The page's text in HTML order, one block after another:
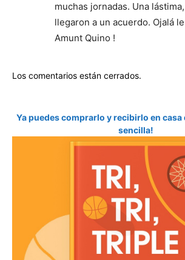
muchas jornadas. Una
llegaron a un acuerdo. Ojalá
Amunt Quino !
Los comentarios están cerrados.
Ya puedes comprarlo y recibirlo en casa
sencilla!